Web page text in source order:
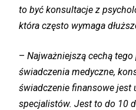
to być konsultacje z
która często wymaga
– Najważniejszą cechą
świadczenia medyczne,
świadczenie finansowe jest
specjalistów. Jest to do 10